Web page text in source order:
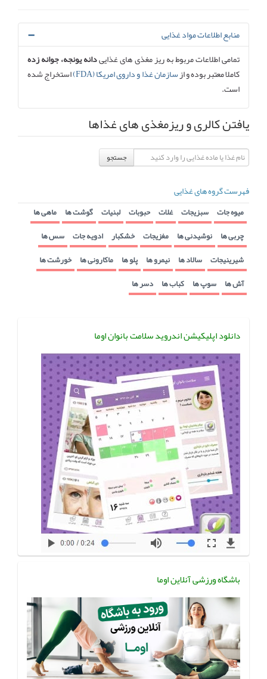
منابع اطلاعات مواد غذایی
تمامی اطلاعات مربوط به ریز مغذی های غذاییدانه یونجه، جوانه زده
کاملا معتبر بوده و ازسازمان غذا و داروی امریکا (FDA)
استخراج شده
است.
یافتن کالری و ریزمغذی های غذاها
جستجو
فهرست گروه های غذایی
میوه جات سبزیجات غلات حبوبات لبنیات گوشت ها ماهی ها
چربی ها نوشیدنی ها مغزیجات خشکبار ادویه جات سس ها
شیرینیجات سالاد ها نیمرو ها پلو ها ماکارونی ها خورشت ها
آش ها سوپ ها کباب ها دسر ها
دانلود اپلیکیشن اندروید سلامت بانوان اوما
باشگاه ورزشی آنلاین اوما